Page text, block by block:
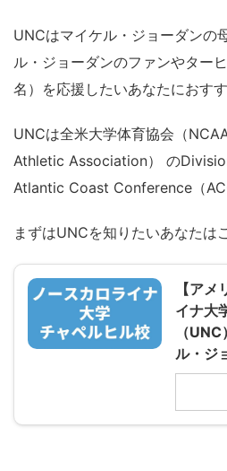
UNCはマイケル・ジョーダンの
ル・ジョーダンのファンやター
名）を応援したいあなたにおす
UNCは全米大学体育協会（
Athletic Association） の
Atlantic Coast Conference（
まずはUNCを知りたいあなたは
【ア
イナ大
（
ル・ジ